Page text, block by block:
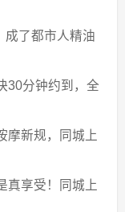
成了都市人精油
30分钟约到，全
摩新规，同城上
真享受！同城上